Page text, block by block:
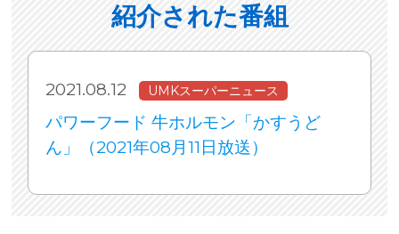
紹介された番組
2021.08.12 UMKスーパーニュース
パワーフード 牛ホルモン「かすうど
ん」（2021年08月11日放送）